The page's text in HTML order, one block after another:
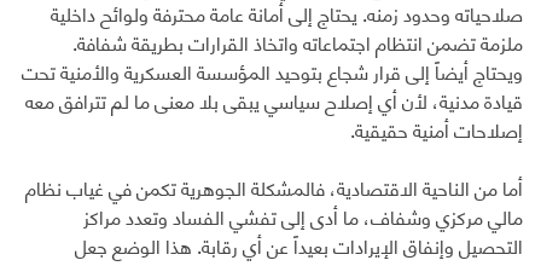
صلاحياته وحدود زمنه. يحتاج إلى أمانة عامة محترفة ولوائح داخلية
ملزمة تضمن انتظام اجتماعاته واتخاذ القرارات بطريقة شفافة.
ويحتاج أيضاً إلى قرار شجاع بتوحيد المؤسسة العسكرية والأمنية تحت
قيادة مدنية، لأن أي إصلاح سياسي يبقى بلا معنى ما لم تترافق معه
إصلاحات أمنية حقيقية.
أما من الناحية الاقتصادية، فالمشكلة الجوهرية تكمن في غياب نظام
مالي مركزي وشفاف، ما أدى إلى تفشي الفساد وتعدد مراكز
التحصيل وإنفاق الإيرادات بعيداً عن أي رقابة. هذا الوضع جعل